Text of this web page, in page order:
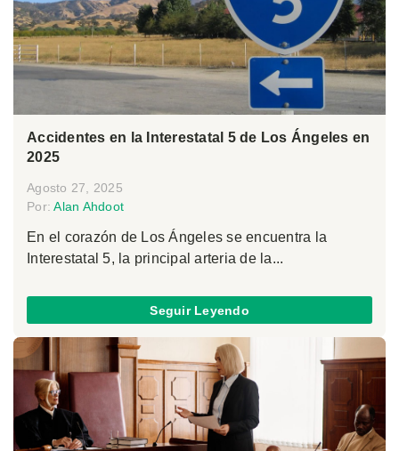
Accidentes en la Interestatal 5 de Los Ángeles en
2025
Agosto 27, 2025
Por:Alan Ahdoot
En el corazón de Los Ángeles se encuentra la
Interestatal 5, la principal arteria de la...
Seguir Leyendo